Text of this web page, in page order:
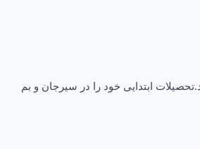
زندگی می‌کند.تحصیلات ابتدایی خود را در سیرجان و بم